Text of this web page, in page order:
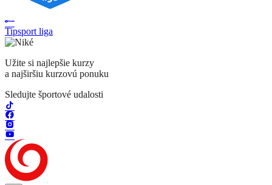
Tipsport liga
Užite si najlepšie kurzy
a najširšiu kurzovú ponuku
Sledujte športové udalosti